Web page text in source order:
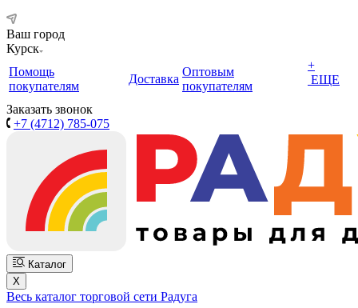
Ваш город
Курск
Помощь
покупателям
Доставка
Оптовым
покупателям
+
ЕЩЕ
Заказать звонок
+7 (4712) 785-075
Каталог
X
Весь каталог торговой сети Радуга